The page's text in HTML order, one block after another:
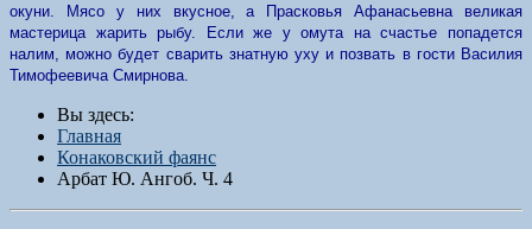
окуни. Мясо у них вкусное, а Прасковья Афанасьевна великая
мастерица жарить рыбу. Если же у омута на счастье попадется
налим, можно будет сварить знатную уху и позвать в гости Василия
Тимофеевича Смирнова.
Вы здесь:
Главная
Конаковский фаянс
Арбат Ю. Ангоб. Ч. 4